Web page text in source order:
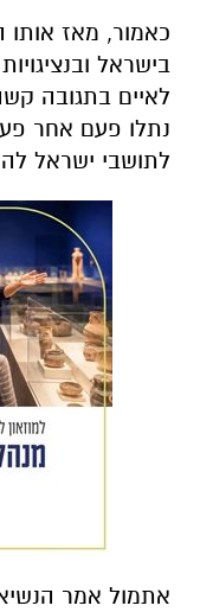
כאמור, מאז אותו
בישראל
לאיים בתגובה
נתלו פעם אחר
לתושבי ישראל
אתמול אמר